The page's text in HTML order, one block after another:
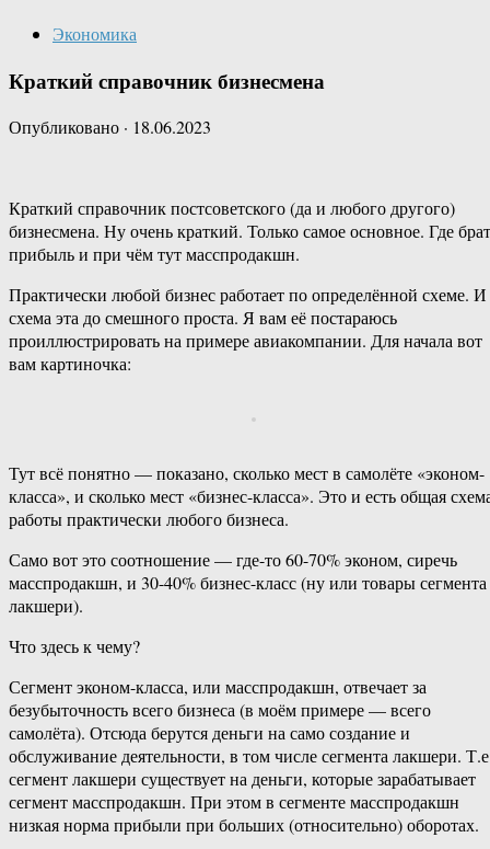
Экономика
Краткий справочник бизнесмена
Опубликовано · 18.06.2023
Краткий справочник постсоветского (да и любого другого)
бизнесмена. Ну очень краткий. Только самое основное. Где
прибыль и при чём тут масспродакшн.
Практически любой бизнес работает по определённой схеме. И
схема эта до смешного проста. Я вам её постараюсь
проиллюстрировать на примере авиакомпании. Для начала вот
вам картиночка:
Тут всё понятно — показано, сколько мест в самолёте «эконом-
класса», и сколько мест «бизнес-класса». Это и есть общая
работы практически любого бизнеса.
Само вот это соотношение — где-то 60-70% эконом, сиречь
масспродакшн, и 30-40% бизнес-класс (ну или товары сегмента
лакшери).
Что здесь к чему?
Сегмент эконом-класса, или масспродакшн, отвечает за
безубыточность всего бизнеса (в моём примере — всего
самолёта). Отсюда берутся деньги на само создание и
обслуживание деятельности, в том числе сегмента лакшери.
сегмент лакшери существует на деньги, которые зарабатывает
сегмент масспродакшн. При этом в сегменте масспродакшн
низкая норма прибыли при больших (относительно) оборотах.